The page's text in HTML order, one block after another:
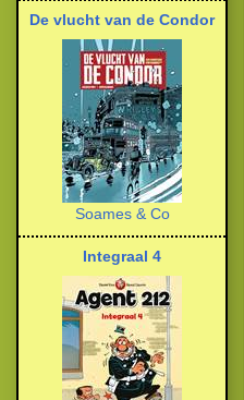
De vlucht van de Condor
Soames & Co
Integraal 4